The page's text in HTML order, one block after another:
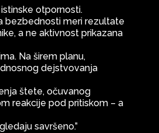
otpornosti.
bezbednosti meri rezultate
a ne aktivnost prikazana
Na širem planu,
dejstvovanja
štete, očuvanog
reakcije pod pritiskom – a
savršeno.”